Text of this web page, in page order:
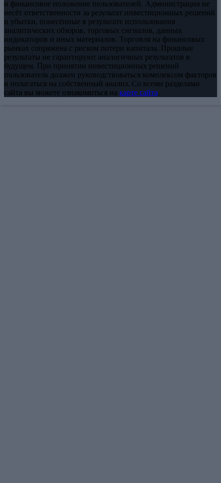
и финансовое положение пользователей. Администрация не
несёт ответственности за результат инвестиционных решений
и убытки, понесённые в результате использования
аналитических обзоров, торговых сигналов, данных
индикаторов и иных материалов. Торговля на финансовых
рынках сопряжена с риском потери капитала. Прошлые
результаты не гарантируют аналогичных результатов в
будущем. При принятии инвестиционных решений
пользователь должен руководствоваться комплексом факторов
и полагаться на собственный анализ. Со всеми разделами
сайта вы можете ознакомиться на карте сайта.